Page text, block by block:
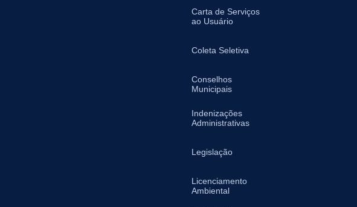
Carta de Serviços
ao Usuário
Coleta Seletiva
Conselhos
Municipais
Indenizações
Administrativas
Legislação
Licenciamento
Ambiental